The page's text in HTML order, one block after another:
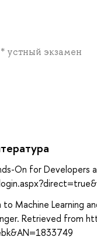
устный экзамен
On for Developers
Machine Learning
Retrieved from